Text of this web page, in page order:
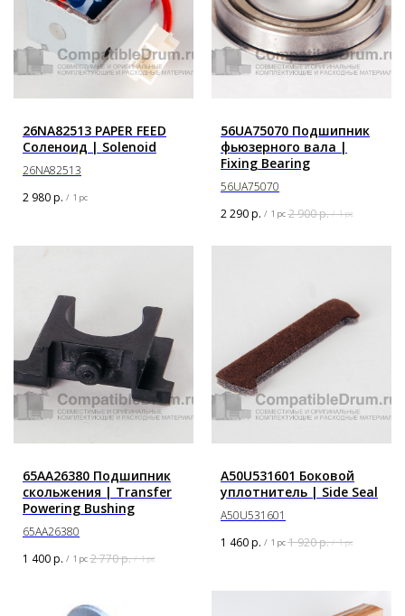
26NA82513 PAPER FEED
Соленоид | Solenoid
26NA82513
2 980р. / 1 pc
56UA75070 Подшипник
фьюзерного вала |
Fixing Bearing
56UA75070
2 290р. / 1 pc 2 900р. / 1 pc
65AA26380 Подшипник
скольжения | Transfer
Powering Bushing
65AA26380
1 400р. / 1 pc 2 770р. / 1 pc
A50U531601 Боковой
уплотнитель | Side Seal
A50U531601
1 460р. / 1 pc 1 920р. / 1 pc